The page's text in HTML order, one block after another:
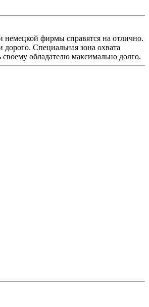
немецкой фирмы справятся на отлично.
Специальная зона охвата
обладателю максимально долго.